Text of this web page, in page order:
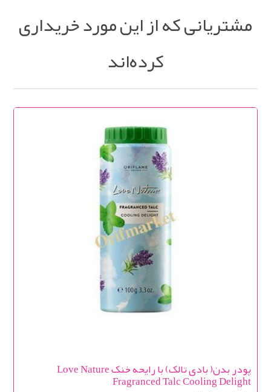
مشتریانی که از این مورد خریداری
کرده‌اند
پودر بدن( بادی تالک) با رایحه خنک Love Nature
Fragranced Talc Cooling Delight